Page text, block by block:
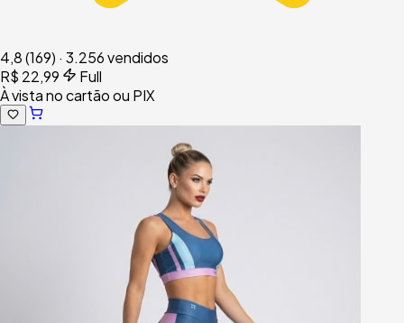
4,8(169) · 3.256 vendidos
R$ 22,99
Full
À vista no cartão ou PIX